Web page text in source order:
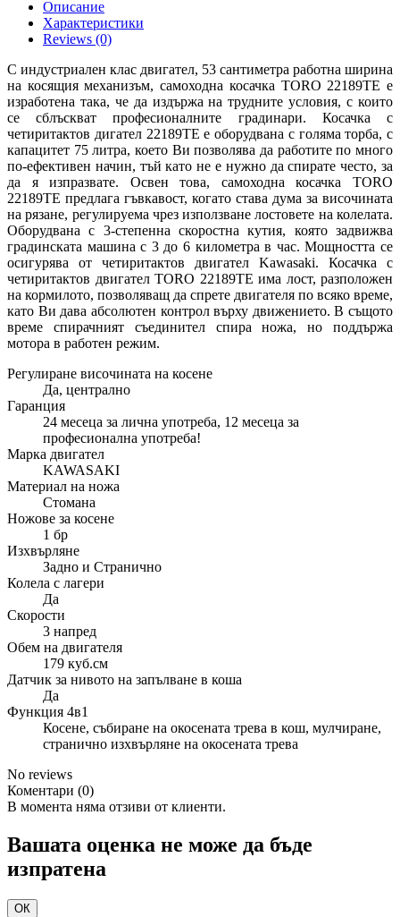
Описание
Характеристики
Reviews (0)
С индустриален клас двигател, 53 сантиметра работна ширина
на косящия механизъм, самоходна косачка TORO 22189TE е
изработена така, че да издържа на трудните условия, с които
се сблъскват професионалните градинари. Косачка с
четиритактов дигател 22189TE е оборудвана с голяма торба, с
капацитет 75 литра, което Ви позволява да работите по много
по-ефективен начин, тъй като не е нужно да спирате често, за
да я изпразвате. Освен това, самоходна косачка TORO
22189TE предлага гъвкавост, когато става дума за височината
на рязане, регулируема чрез използване лостовете на колелата.
Оборудвана с 3-степенна скоростна кутия, която задвижва
градинската машина с 3 до 6 километра в час. Мощността се
осигурява от четиритактов двигател Kawasaki. Косачка с
четиритактов двигател TORO 22189TE има лост, разположен
на кормилото, позволяващ да спрете двигателя по всяко време,
като Ви дава абсолютен контрол върху движението. В същото
време спирачният съединител спира ножа, но поддържа
мотора в работен режим.
Регулиране височината на косене
Да, централно
Гаранция
24 месеца за лична употреба, 12 месеца за
професионална употреба!
Марка двигател
KAWASAKI
Материал на ножа
Стомана
Ножове за косене
1 бр
Изхвърляне
Задно и Странично
Колела с лагери
Да
Скорости
3 напред
Обем на двигателя
179 куб.см
Датчик за нивото на запълване в коша
Да
Функция 4в1
Косене, събиране на окосената трева в кош, мулчиране,
странично изхвърляне на окосената трева
No reviews
Коментари (0)
В момента няма отзиви от клиенти.
Вашата оценка не може да бъде
изпратена
ОК